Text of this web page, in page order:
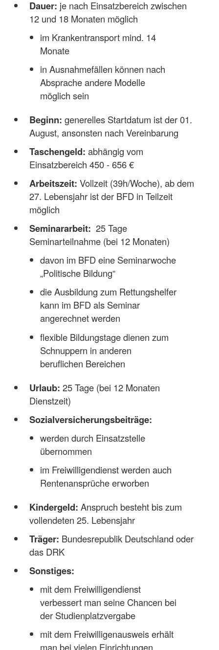
Dauer: je nach Einsatzbereich zwischen
12 und 18 Monaten möglich
im Krankentransport mind. 14
Monate
in Ausnahmefällen können nach
Absprache andere Modelle
möglich sein
Beginn: generelles Startdatum ist der 01.
August, ansonsten nach Vereinbarung
Taschengeld: abhängig vom
Einsatzbereich 450 - 656 €
Arbeitszeit: Vollzeit (39h/Woche), ab dem
27. Lebensjahr ist der BFD in Teilzeit
möglich
Seminararbeit: 25 Tage
Seminarteilnahme (bei 12 Monaten)
davon im BFD eine Seminarwoche
„Politische Bildung“
die Ausbildung zum Rettungshelfer
kann im BFD als Seminar
angerechnet werden
flexible Bildungstage dienen zum
Schnuppern in anderen
beruflichen Bereichen
Urlaub: 25 Tage (bei 12 Monaten
Dienstzeit)
Sozialversicherungsbeiträge:
werden durch Einsatzstelle
übernommen
im Freiwilligendienst werden auch
Rentenansprüche erworben
Kindergeld: Anspruch besteht bis zum
vollendeten 25. Lebensjahr
Träger: Bundesrepublik Deutschland oder
das DRK
Sonstiges:
mit dem Freiwilligendienst
verbessert man seine Chancen bei
der Studienplatzvergabe
mit dem Freiwilligenausweis erhält
man bei vielen Einrichtungen